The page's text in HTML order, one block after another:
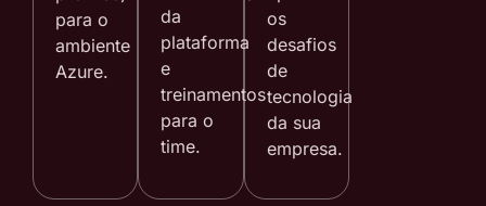
para o
ambiente
Azure.
da
plataforma
e
treinamentos
para o
time.
os
desafios
de
tecnologia
da sua
empresa.